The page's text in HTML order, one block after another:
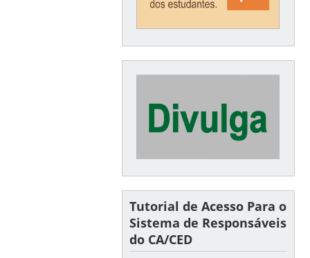
Tutorial de Acesso Para o
Sistema de Responsáveis
do CA/CED